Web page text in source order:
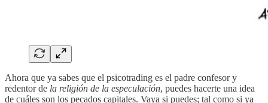
Ahora que ya sabes que el psicotrading es el padre confesor y
redentor de la religión de la especulación, puedes hacerte una idea
de cuáles son los pecados capitales. Vaya si puedes; tal como si ya